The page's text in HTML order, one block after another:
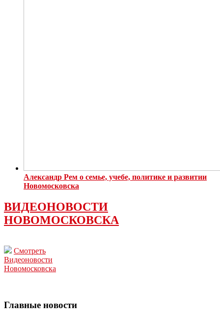
Александр Рем о семье, учебе, политике и развитии
Новомосковска
ВИДЕОНОВОСТИ
НОВОМОСКОВСКА
Смотреть
Видеоновости
Новомосковска
Главные новости